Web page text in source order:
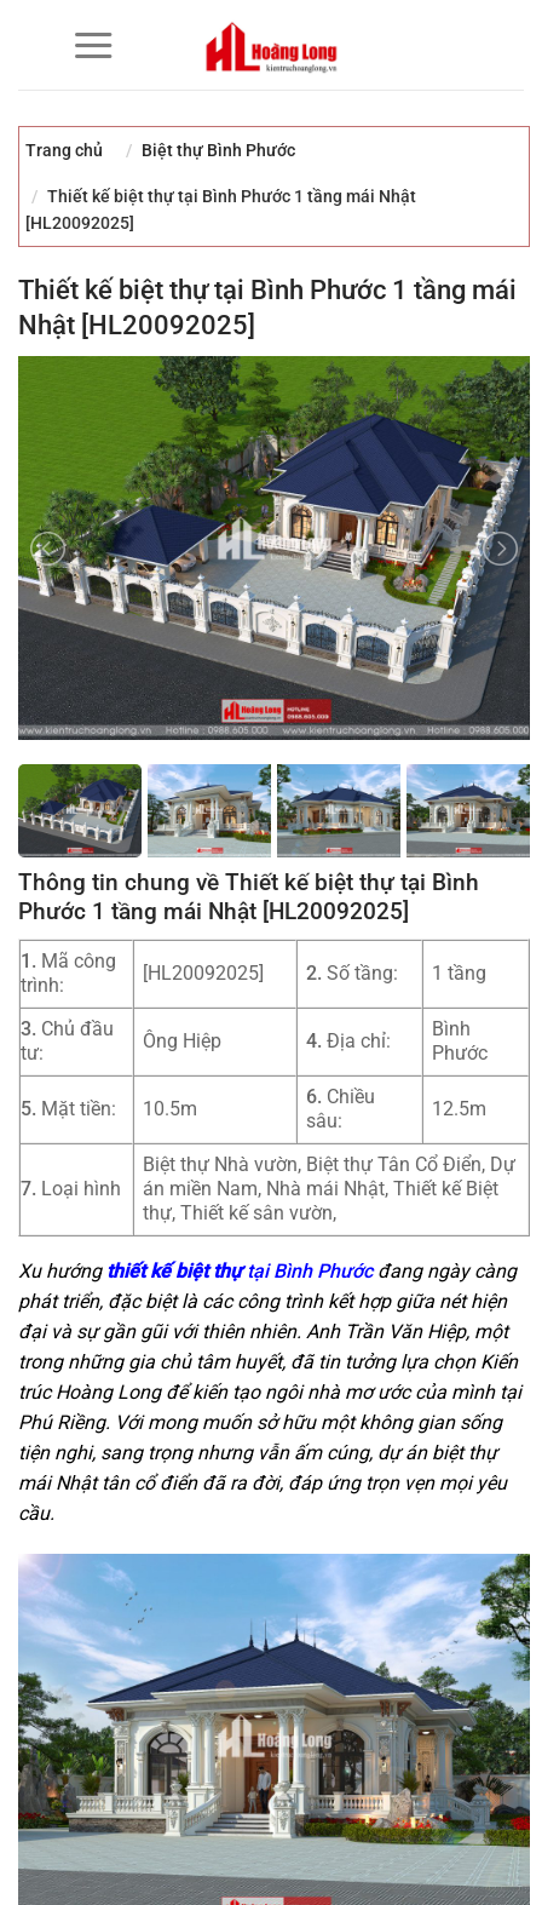
Trang chủ Biệt thự Bình Phước
Thiết kế biệt thự tại Bình Phước 1 tầng mái Nhật
[HL20092025]
Thiết kế biệt thự tại Bình Phước 1 tầng mái
Nhật [HL20092025]
Thông tin chung về Thiết kế biệt thự tại Bình
Phước 1 tầng mái Nhật [HL20092025]
1. Mã công
trình:
[HL20092025] 2. Số tầng: 1 tầng
3. Chủ đầu
tư:
Ông Hiệp 4. Địa chỉ:
Bình
Phước
5. Mặt tiền: 10.5m
6. Chiều
sâu:
12.5m
7. Loại hình
Biệt thự Nhà vườn, Biệt thự Tân Cổ Điển, Dự
án miền Nam, Nhà mái Nhật, Thiết kế Biệt
thự, Thiết kế sân vườn,
Xu hướng thiết kế biệt thự tại Bình Phướcđang ngày càng
phát triển, đặc biệt là các công trình kết hợp giữa nét hiện
đại và sự gần gũi với thiên nhiên. Anh Trần Văn Hiệp, một
trong những gia chủ tâm huyết, đã tin tưởng lựa chọn Kiến
trúc Hoàng Long để kiến tạo ngôi nhà mơ ước của mình tại
Phú Riềng. Với mong muốn sở hữu một không gian sống
tiện nghi, sang trọng nhưng vẫn ấm cúng, dự án biệt thự
mái Nhật tân cổ điển đã ra đời, đáp ứng trọn vẹn mọi yêu
cầu.